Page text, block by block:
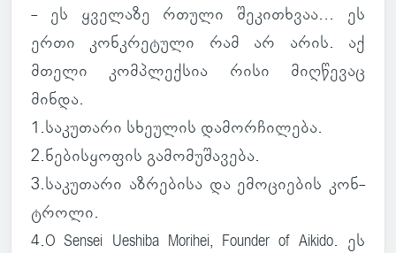
- ეს ყვე­ლაზე რთული შე­კი­თხვაა... ეს
ერთი კონ­კრე­ტული რამ არ არის. აქ
მთელი კომ­პლექ­სია რისი მიღ­წე­ვაც
მინდა.
1.სა­კუ­თარი სხე­უ­ლის და­მორ­ჩი­ლება.
2.ნე­ბის­ყო­ფის გა­მო­მუ­შა­ვება.
3.სა­კუ­თარი აზ­რე­ბისა და ემო­ცი­ე­ბის კონ­
ტროლი.
4.O Sensei Ueshiba Morihei, Founder of Aikido. ეს